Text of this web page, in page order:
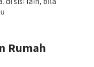
Rumah